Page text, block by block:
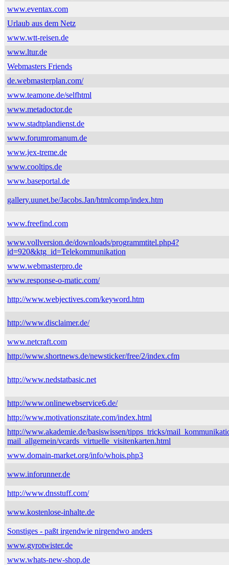
www.eventax.com
Urlaub aus dem Netz
www.wtt-reisen.de
www.ltur.de
Webmasters Friends
de.webmasterplan.com/
www.teamone.de/selfhtml
www.metadoctor.de
www.stadtplandienst.de
www.forumromanum.de
www.jex-treme.de
www.cooltips.de
www.baseportal.de
gallery.uunet.be/Jacobs.Jan/htmlcomp/index.htm
www.freefind.com
www.vollversion.de/downloads/programmtitel.php4?
id=920&ktg_id=Telekommunikation
www.webmasterpro.de
www.response-o-matic.com/
http://www.webjectives.com/keyword.htm
http://www.disclaimer.de/
www.netcraft.com
http://www.shortnews.de/newsticker/free/2/index.cfm
http://www.nedstatbasic.net
http://www.onlinewebservice6.de/
http://www.motivationszitate.com/index.html
http://www.akademie.de/basiswissen/tipps_tricks/
mail_allgemein/vcards_virtuelle_visitenkarten.html
www.domain-market.org/info/whois.php3
www.inforunner.de
http://www.dnsstuff.com/
www.kostenlose-inhalte.de
Sonstiges - paßt irgendwie nirgendwo anders
www.gyrotwister.de
www.whats-new-shop.de